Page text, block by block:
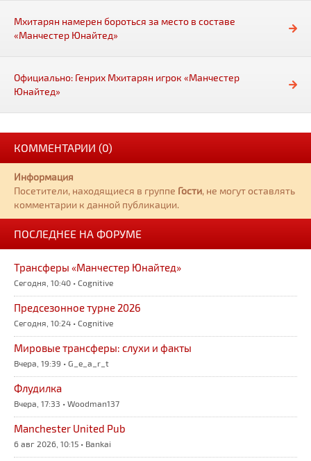
Мхитарян намерен бороться за место в составе
«Манчестер Юнайтед»
Официально: Генрих Мхитарян игрок «Манчестер
Юнайтед»
КОММЕНТАРИИ (0)
Информация
Посетители, находящиеся в группе Гости, не могут оставлять
комментарии к данной публикации.
ПОСЛЕДНЕЕ НА ФОРУМЕ
Трансферы «Манчестер Юнайтед»
Сегодня, 10:40 • Cognitive
Предсезонное турне 2026
Сегодня, 10:24 • Cognitive
Мировые трансферы: слухи и факты
Вчера, 19:39 • G_e_a_r_t
Флудилка
Вчера, 17:33 • Woodman137
Manchester United Pub
6 авг 2026, 10:15 • Bankai